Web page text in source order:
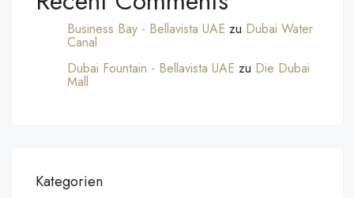
Business Bay - Bellavista UAE zu Dubai Water
Canal
Dubai Fountain - Bellavista UAE zu Die Dubai
Mall
Kategorien